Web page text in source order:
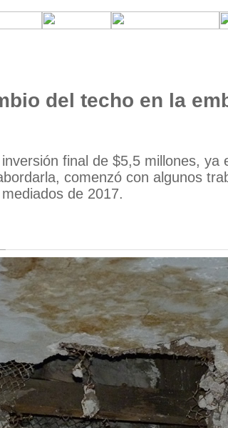
del techo en la
final de $5,5 millones, ya
comenzó con algunos
de 2017.